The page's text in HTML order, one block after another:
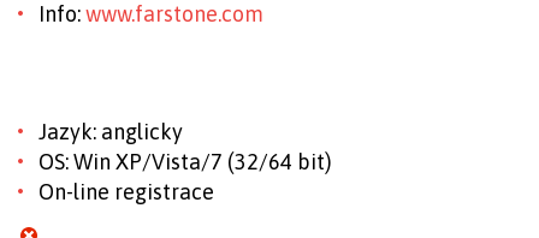
Info:www.farstone.com
Jazyk: anglicky
OS: Win XP/Vista/7 (32/64 bit)
On-line registrace